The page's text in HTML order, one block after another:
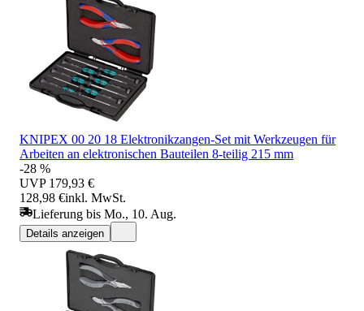
KNIPEX 00 20 18 Elektronikzangen-Set mit Werkzeugen für
Arbeiten an elektronischen Bauteilen 8-teilig 215 mm
-28 %
UVP 179,93 €
128,98 €inkl. MwSt.
Lieferung bis Mo., 10. Aug.
Details anzeigen